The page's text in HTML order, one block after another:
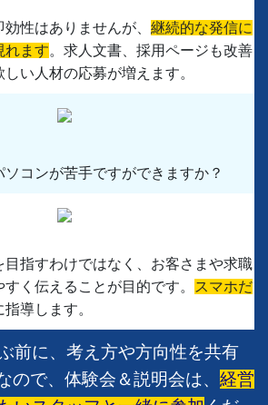
性はありませんが、 継続的な発信に
れます。求人文書、採用ページも改善
い人材の応募が増えます。
ソコンが苦手ですができますか？
目指すわけではなく、お客さまや求職
く伝えることが目的です。
スマホだ
指導します。
前に、考え方や方向性を共有
ので、体験会＆説明会は、 経営